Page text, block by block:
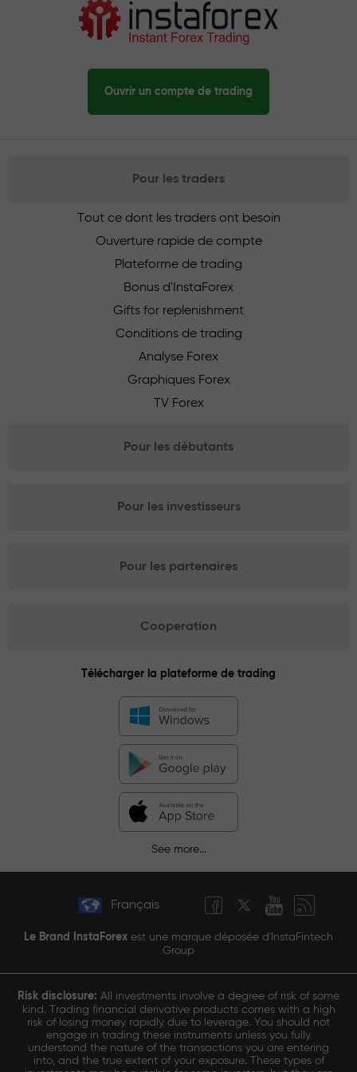
Ouvrir un compte de trading
Pour les traders
Tout ce dont les traders ont besoin
Ouverture rapide de compte
Plateforme de trading
Bonus d'InstaForex
Gifts for replenishment
Conditions de trading
Analyse Forex
Graphiques Forex
TV Forex
Pour les débutants
Pour les investisseurs
Pour les partenaires
Cooperation
Télécharger la plateforme de trading
See more...
Français
Le Brand InstaForex est une marque déposée d'InstaFintech
Group
Risk disclosure: All investments involve a degree of risk of some
kind. Trading financial derivative products comes with a high
risk of losing money rapidly due to leverage. You should not
engage in trading these instruments unless you fully
understand the nature of the transactions you are entering
into, and the true extent of your exposure. These types of